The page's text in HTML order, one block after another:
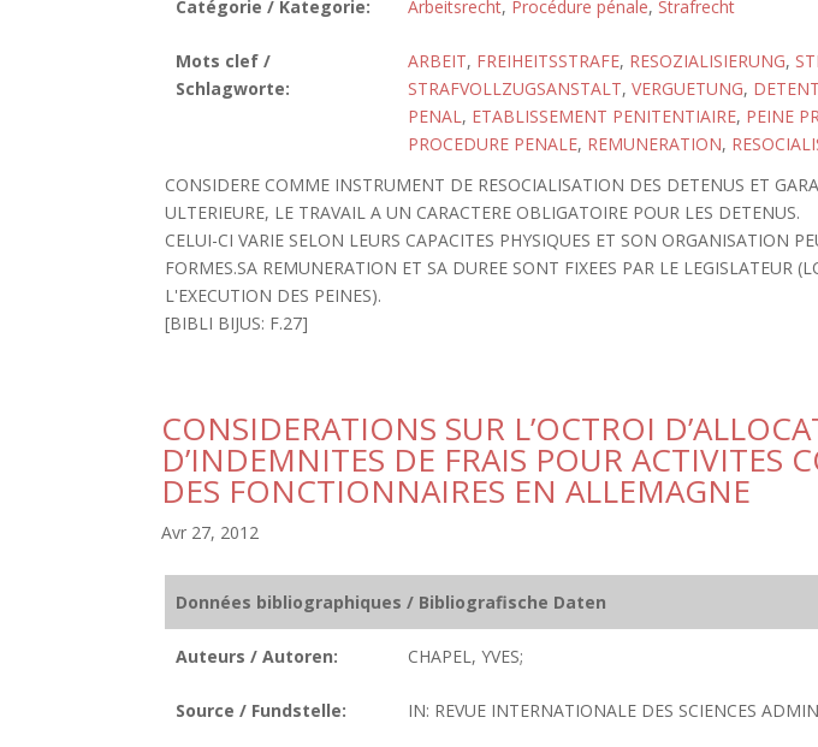
Catégorie / Kategorie: Arbeitsrecht, Procédure pénale, Strafrecht
Mots clef /
Schlagworte:
ARBEIT, FREIHEITSSTRAFE, RESOZIALISIERUNG,
STRAFVOLLZUGSANSTALT, VERGUETUNG,
PENAL, ETABLISSEMENT PENITENTIAIRE, PEINE
PROCEDURE PENALE, REMUNERATION,
CONSIDERE COMME INSTRUMENT DE RESOCIALISATION DES DETENUS ET
ULTERIEURE, LE TRAVAIL A UN CARACTERE OBLIGATOIRE POUR LES DETENUS.
CELUI-CI VARIE SELON LEURS CAPACITES PHYSIQUES ET SON ORGANISATION
FORMES.SA REMUNERATION ET SA DUREE SONT FIXEES PAR LE LEGISLATEUR
L'EXECUTION DES PEINES).
[BIBLI BIJUS: F.27]
CONSIDERATIONS SUR L’OCTROI
D’INDEMNITES DE FRAIS POUR ACTIVITES
DES FONCTIONNAIRES EN ALLEMAGNE
Avr 27, 2012
Données bibliographiques / Bibliografische Daten
Auteurs / Autoren: CHAPEL, YVES;
Source / Fundstelle: IN: REVUE INTERNATIONALE DES SCIENCES